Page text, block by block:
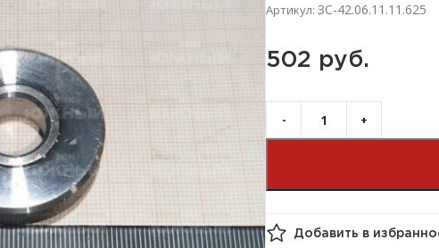
Артикул: ЗС-42.06.11.11.625
502 руб.
Добавить в